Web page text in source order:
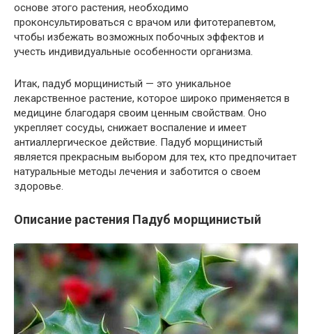
основе этого растения, необходимо
проконсультироваться с врачом или фитотерапевтом,
чтобы избежать возможных побочных эффектов и
учесть индивидуальные особенности организма.
Итак, падуб морщинистый — это уникальное
лекарственное растение, которое широко применяется в
медицине благодаря своим ценным свойствам. Оно
укрепляет сосуды, снижает воспаление и имеет
антиаллергическое действие. Падуб морщинистый
является прекрасным выбором для тех, кто предпочитает
натуральные методы лечения и заботится о своем
здоровье.
Описание растения Падуб морщинистый